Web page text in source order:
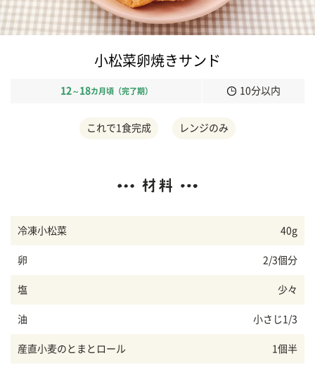
小松菜卵焼きサンド
12 ～ 18カ月頃（完了期） 10分以内
これで1食完成 レンジのみ
冷凍小松菜 40g
卵 2/3個分
塩 少々
油 小さじ1/3
産直小麦のとまとロール 1個半